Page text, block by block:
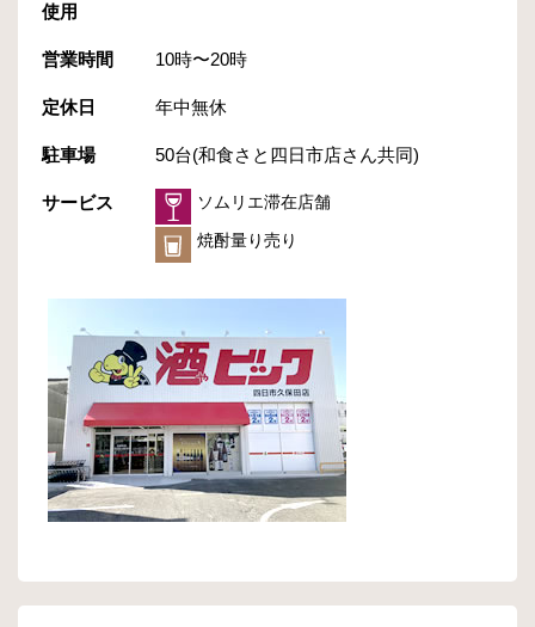
使用
営業時間 10時〜20時
定休日 年中無休
駐車場 50台(和食さと四日市店さん共同)
サービス
ソムリエ滞在店舗
焼酎量り売り